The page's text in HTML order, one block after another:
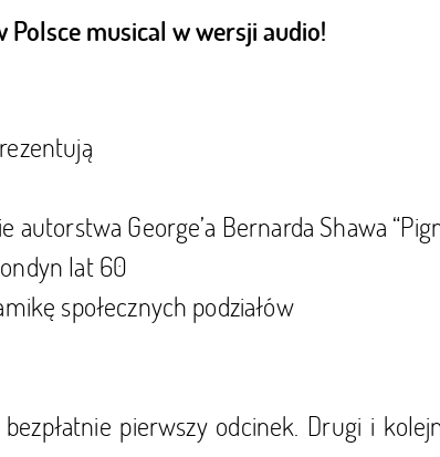
Polsce musical w wersji audio!
autorstwa George’a Bernarda Shawa
lat 60
społecznych podziałów
pierwszy odcinek. Drugi i